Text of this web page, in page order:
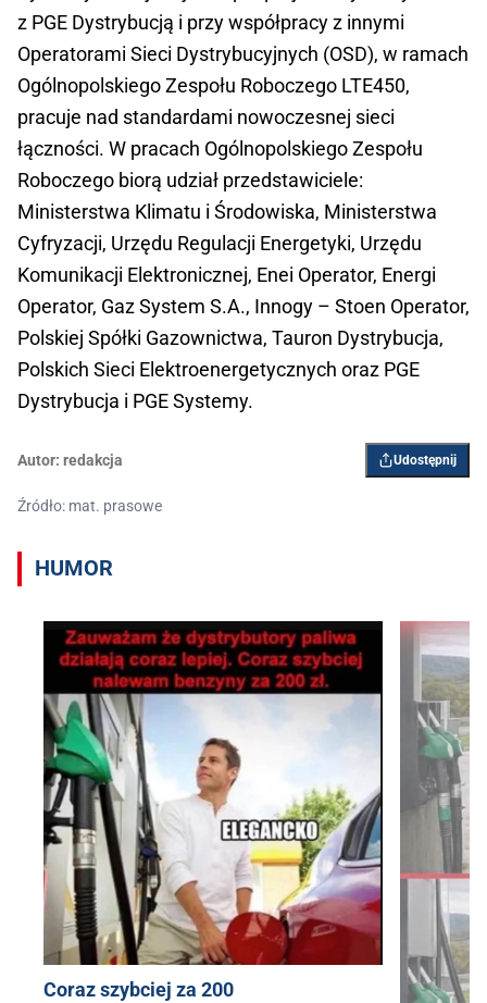
z PGE Dystrybucją i przy współpracy z innymi
Operatorami Sieci Dystrybucyjnych (OSD), w ramach
Ogólnopolskiego Zespołu Roboczego LTE450,
pracuje nad standardami nowoczesnej sieci
łączności. W pracach Ogólnopolskiego Zespołu
Roboczego biorą udział przedstawiciele:
Ministerstwa Klimatu i Środowiska, Ministerstwa
Cyfryzacji, Urzędu Regulacji Energetyki, Urzędu
Komunikacji Elektronicznej, Enei Operator, Energi
Operator, Gaz System S.A., Innogy – Stoen Operator,
Polskiej Spółki Gazownictwa, Tauron Dystrybucja,
Polskich Sieci Elektroenergetycznych oraz PGE
Dystrybucja i PGE Systemy.
Autor: redakcja Udostępnij
Źródło: mat. prasowe
HUMOR
Coraz szybciej za 200